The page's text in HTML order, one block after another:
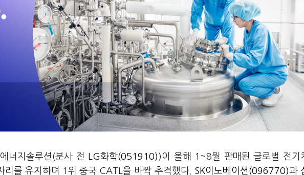
너지솔루션(분사 전 LG화학(051910) )이 올해 1~8월 판매된 글로벌 전기
리를 유지하며 1위 중국 CATL을 바짝 추격했다. SK이노베이션(096770)과